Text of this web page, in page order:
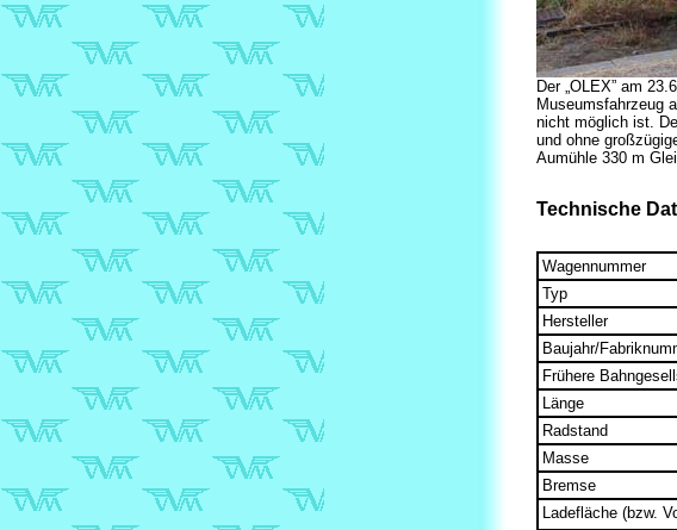
Der „OLEX” am
Museumsfahrzeug
nicht möglich ist.
und ohne
Aumühle 330 m
Technische
Wagennummer
Typ
Hersteller
Baujahr/
Frühere
Länge
Radstand
Masse
Bremse
Ladefläche (bzw.